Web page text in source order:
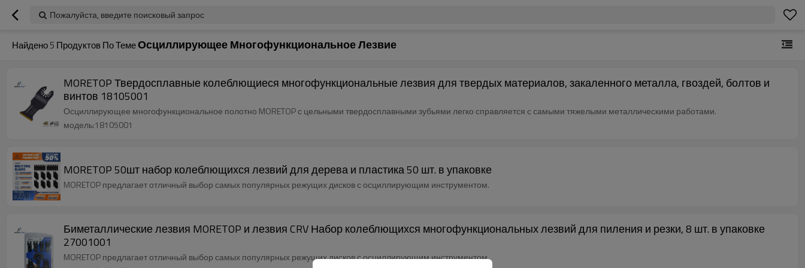
Пожалуйста, введите поисковый запрос
Найдено5 Продуктов По ТемеОсциллирующее Многофункциональное Лезвие
MORETOP Твердосплавные колеблющиеся многофункциональные лезвия для твердых материалов, закаленного металла, гвоздей, болтов и
винтов 18105001
Осциллирующее многофункциональное полотно MORETOP с цельными твердосплавными зубьями легко справляется с самыми тяжелыми металлическими работами.
модель:18105001
MORETOP 50шт набор колеблющихся лезвий для дерева и пластика 50 шт. в упаковке
MORETOP предлагает отличный выбор самых популярных режущих дисков с осциллирующим инструментом.
Биметаллические лезвия MORETOP и лезвия CRV Набор колеблющихся многофункциональных лезвий для пиления и резки, 8 шт. в упаковке
27001001
MORETOP предлагает отличный выбор самых популярных режущих дисков с осциллирующим инструментом.